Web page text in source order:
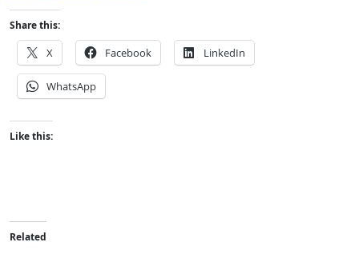
Share this:
X Facebook LinkedIn
WhatsApp
Like this:
Related